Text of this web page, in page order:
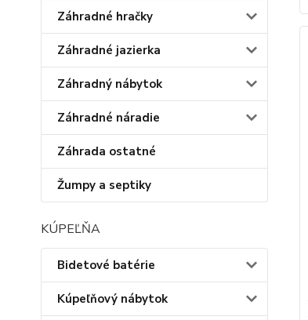
Záhradné hračky
Záhradné jazierka
Záhradný nábytok
Záhradné náradie
Záhrada ostatné
Žumpy a septiky
KÚPEĽŇA
Bidetové batérie
Kúpeľňový nábytok